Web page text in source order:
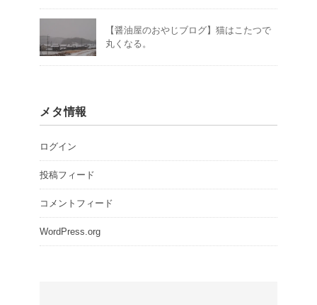
【醤油屋のおやじブログ】猫はこたつで
丸くなる。
メタ情報
ログイン
投稿フィード
コメントフィード
WordPress.org